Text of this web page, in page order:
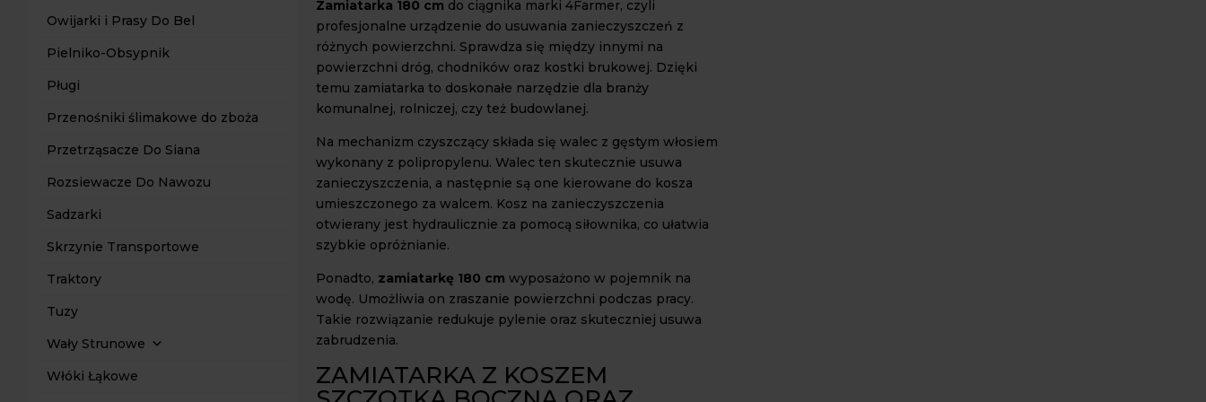
Owijarki i Prasy Do Bel
Pielniko-Obsypnik
Pługi
Przenośniki ślimakowe do zboża
Przetrząsacze Do Siana
Rozsiewacze Do Nawozu
Sadzarki
Skrzynie Transportowe
Traktory
Tuzy
Wały Strunowe
Włóki Łąkowe
Zamiatarka 180 cm do ciągnika marki 4Farmer, czyli
profesjonalne urządzenie do usuwania zanieczyszczeń z
różnych powierzchni. Sprawdza się między innymi na
powierzchni dróg, chodników oraz kostki brukowej. Dzięki
temu zamiatarka to doskonałe narzędzie dla branży
komunalnej, rolniczej, czy też budowlanej.
Na mechanizm czyszczący składa się walec z gęstym włosiem
wykonany z polipropylenu. Walec ten skutecznie usuwa
zanieczyszczenia, a następnie są one kierowane do kosza
umieszczonego za walcem. Kosz na zanieczyszczenia
otwierany jest hydraulicznie za pomocą siłownika, co ułatwia
szybkie opróżnianie.
Ponadto, zamiatarkę 180 cm wyposażono w pojemnik na
wodę. Umożliwia on zraszanie powierzchni podczas pracy.
Takie rozwiązanie redukuje pylenie oraz skuteczniej usuwa
zabrudzenia.
ZAMIATARKA Z KOSZEM